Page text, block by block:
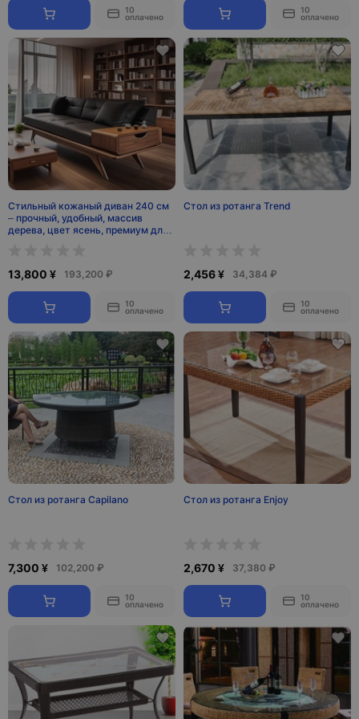
10
оплачено
10
оплачено
Стильный кожаный диван 240 см
– прочный, удобный, массив
дерева, цвет ясень, премиум для
13,800 ¥ 193,200 ₽
10
оплачено
Стол из ротанга Trend
2,456 ¥ 34,384 ₽
10
оплачено
Стол из ротанга Capilano
7,300 ¥ 102,200 ₽
10
оплачено
Стол из ротанга Enjoy
2,670 ¥ 37,380 ₽
10
оплачено